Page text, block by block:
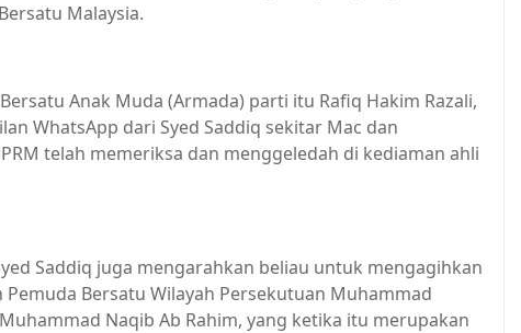
Malaysia.
Anak Muda (Armada) parti itu Rafiq Hakim Razali,
WhatsApp dari Syed Saddiq sekitar Mac dan
telah memeriksa dan menggeledah di kediaman ahli
Saddiq juga mengarahkan beliau untuk mengagihkan
Pemuda Bersatu Wilayah Persekutuan Muhammad
Naqib Ab Rahim, yang ketika itu merupakan